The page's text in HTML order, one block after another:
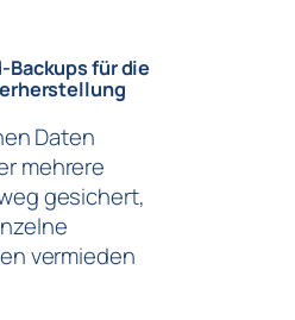
für die
Daten
mehrere
gesichert,
vermieden